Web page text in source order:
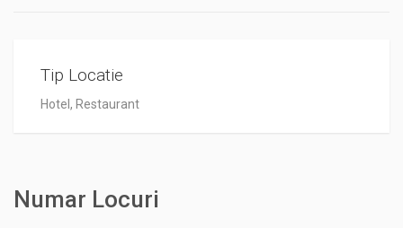
Tip Locatie
Hotel, Restaurant
Numar Locuri